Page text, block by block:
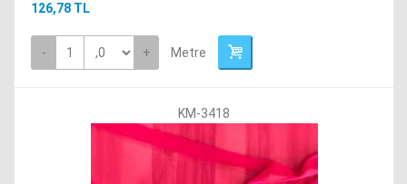
126,78 TL
- + Metre
KM-3418